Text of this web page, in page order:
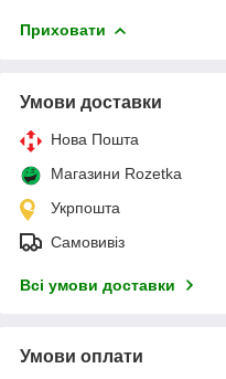
Приховати
Умови доставки
Нова Пошта
Магазини Rozetka
Укрпошта
Самовивіз
Всі умови доставки
Умови оплати